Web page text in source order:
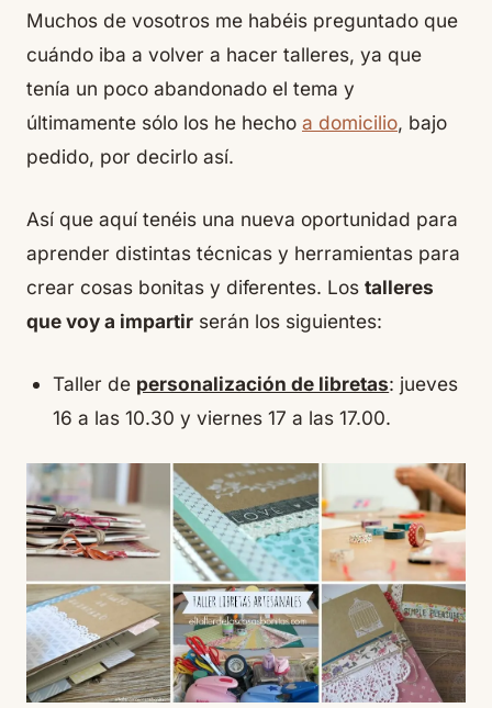
Muchos de vosotros me habéis preguntado que
cuándo iba a volver a hacer talleres, ya que
tenía un poco abandonado el tema y
últimamente sólo los he hecho a domicilio, bajo
pedido, por decirlo así.
Así que aquí tenéis una nueva oportunidad para
aprender distintas técnicas y herramientas para
crear cosas bonitas y diferentes. Los talleres
que voy a impartir serán los siguientes:
Taller de personalización de libretas: jueves
16 a las 10.30 y viernes 17 a las 17.00.